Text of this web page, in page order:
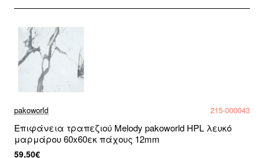
pakoworld 215-000043
Επιφάνεια τραπεζιού Melody pakoworld HPL λευκό
μαρμάρου 60x60εκ πάχους 12mm
59,50€